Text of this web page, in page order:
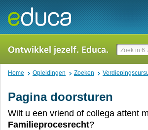
Home Opleidingen Zoeken
Pagina doorsturen
Wilt u een vriend of collega attent
Familieprocesrecht?